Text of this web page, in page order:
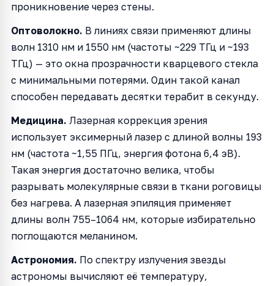
проникновение через стены.
Оптоволокно. В линиях связи применяют длины
волн 1310 нм и 1550 нм (частоты ~229 ТГц и ~193
ТГц) — это окна прозрачности кварцевого стекла
с минимальными потерями. Один такой канал
способен передавать десятки терабит в секунду.
Медицина. Лазерная коррекция зрения
использует эксимерный лазер с длиной волны 193
нм (частота ~1,55 ПГц, энергия фотона 6,4 эВ).
Такая энергия достаточно велика, чтобы
разрывать молекулярные связи в ткани роговицы
без нагрева. А лазерная эпиляция применяет
длины волн 755–1064 нм, которые избирательно
поглощаются меланином.
Астрономия. По спектру излучения звезды
астрономы вычисляют её температуру,